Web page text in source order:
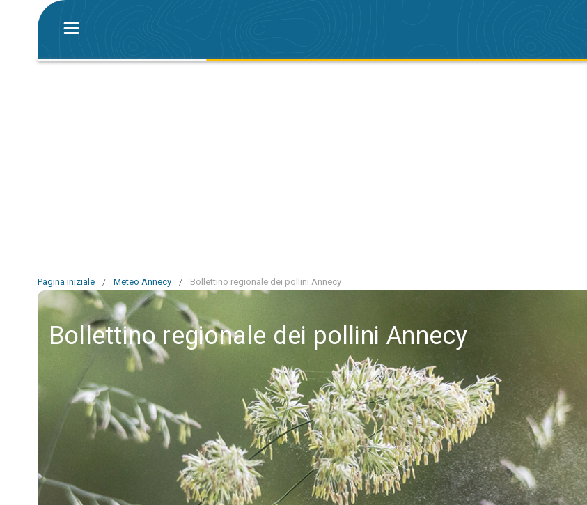
Pagina iniziale / Meteo Annecy / Bollettino regionale dei pollini Annecy
Bollettino regionale dei pollini Annecy